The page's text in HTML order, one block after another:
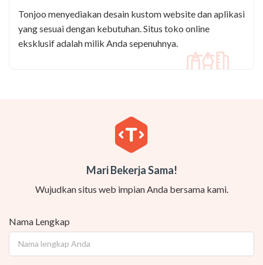
Tonjoo menyediakan desain kustom website dan aplikasi
yang sesuai dengan kebutuhan. Situs toko online
eksklusif adalah milik Anda sepenuhnya.
Mari Bekerja Sama!
Wujudkan situs web impian Anda bersama kami.
Nama Lengkap